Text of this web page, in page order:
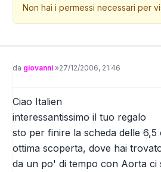
Non hai i permessi necessari per
Messaggio
da giovanni »27/12/2006, 21:46
Ciao Italien
interessantissimo il tuo regalo
sto per finire la scheda delle
ottima scoperta, dove hai
da un po' di tempo con Aorta ci